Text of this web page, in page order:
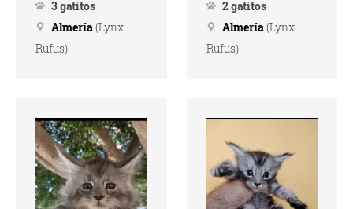
3 gatitos
Almería(Lynx
Rufus)
2 gatitos
Almería(Lynx
Rufus)